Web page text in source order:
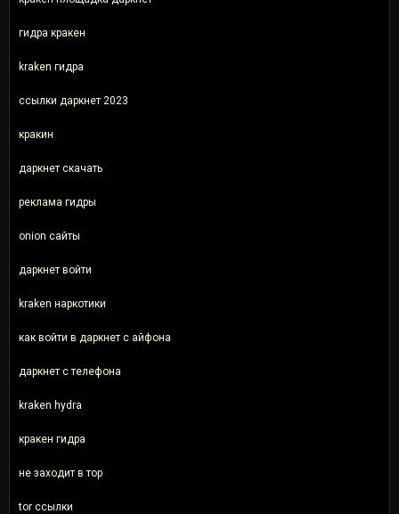
гидра кракен
kraken гидра
ссылки даркнет 2023
кракин
даркнет скачать
реклама гидры
onion сайты
даркнет войти
kraken наркотики
как войти в даркнет с айфона
даркнет с телефона
kraken hydra
кракен гидра
не заходит в тор
tor ссылки